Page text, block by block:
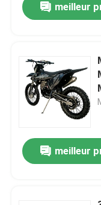
meilleur
meilleur